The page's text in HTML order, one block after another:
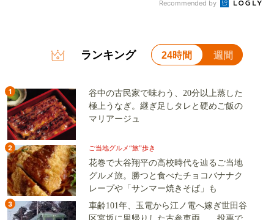
Recommended by
ランキング 24時間 週間
1
谷中の古民家で味わう、20分以上蒸した
極上うなぎ。継ぎ足しタレと硬めご飯の
マリアージュ
2 ご当地グルメ“旅”歩き
花巻で大谷翔平の高校時代を辿るご当地
グルメ旅。勝つと食べたチョコバナナク
レープや「サンマー焼きそば」も
3
車齢101年、玉電から江ノ電へ嫁ぎ世田谷